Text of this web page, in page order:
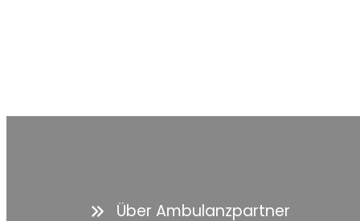
Über Ambulanzpartner